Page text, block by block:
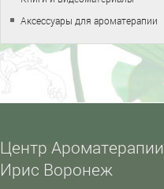
Аксессуары для ароматерапии
Центр Ароматерапии
Ирис Воронеж